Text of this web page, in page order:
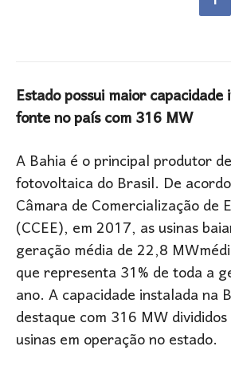
Estado possui maior
fonte no país com 316 MW
A Bahia é o principal produtor
fotovoltaica do Brasil. De
Câmara de Comercialização de
(CCEE), em 2017, as usinas
geração média de 22,8
que representa 31% de toda a
ano. A capacidade instalada na
destaque com 316 MW
usinas em operação no estado.